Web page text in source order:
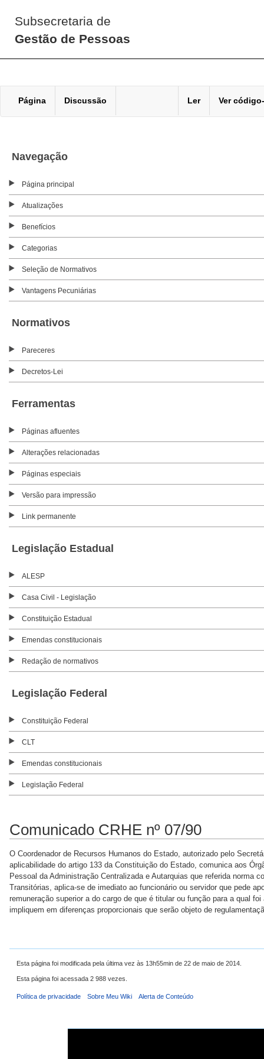
Subsecretaria de
Gestão de Pessoas
Página Discussão Ler Ver
Navegação
Página principal
Atualizações
Benefícios
Categorias
Seleção de Normativos
Vantagens Pecuniárias
Normativos
Pareceres
Decretos-Lei
Ferramentas
Páginas afluentes
Alterações relacionadas
Páginas especiais
Versão para impressão
Link permanente
Legislação Estadual
ALESP
Casa Civil - Legislação
Constituição Estadual
Emendas constitucionais
Redação de normativos
Legislação Federal
Constituição Federal
CLT
Emendas constitucionais
Legislação Federal
Comunicado CRHE nº 07/90
O Coordenador de Recursos Humanos do Estado, autorizado pelo
aplicabilidade do artigo 133 da Constituição do Estado, comunica aos
Pessoal da Administração Centralizada e Autarquias que referida norma
Transitórias, aplica-se de imediato ao funcionário ou servidor que pede
remuneração superior a do cargo de que é titular ou função para a qual
impliquem em diferenças proporcionais que serão objeto de
Esta página foi modificada pela última vez às 13h55min de 22 de maio de 2014.
Esta página foi acessada 2 988 vezes.
Política de privacidade Sobre Meu Wiki Alerta de Conteúdo